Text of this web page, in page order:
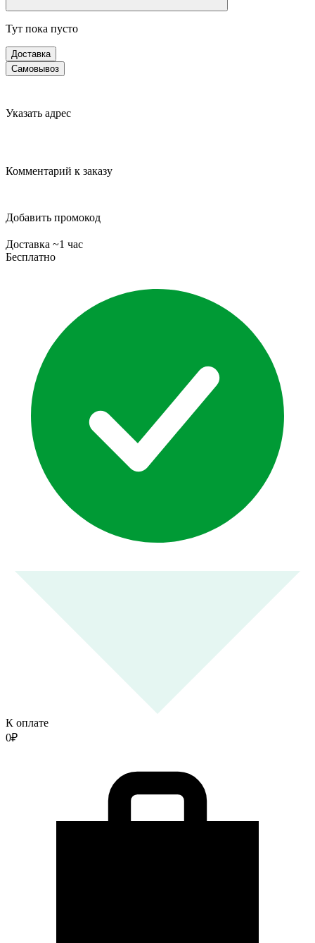
Тут пока пусто
Доставка
Самовывоз
Указать адрес
Комментарий к заказу
Добавить промокод
Доставка ~1 час
Бесплатно
К оплате
0₽